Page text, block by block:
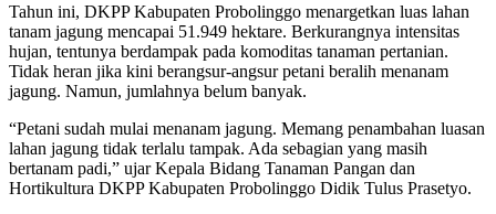
Tahun ini, DKPP Kabupaten Probolinggo menargetkan luas lahan
tanam jagung mencapai 51.949 hektare. Berkurangnya intensitas
hujan, tentunya berdampak pada komoditas tanaman pertanian.
Tidak heran jika kini berangsur-angsur petani beralih menanam
jagung. Namun, jumlahnya belum banyak.
“Petani sudah mulai menanam jagung. Memang penambahan luasan
lahan jagung tidak terlalu tampak. Ada sebagian yang masih
bertanam padi,” ujar Kepala Bidang Tanaman Pangan dan
Hortikultura DKPP Kabupaten Probolinggo Didik Tulus Prasetyo.